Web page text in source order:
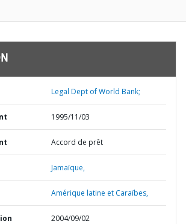
Legal Dept of World Bank;
1995/11/03
Accord de prêt
Jamaïque,
Amérique latine et Caraïbes,
2004/09/02